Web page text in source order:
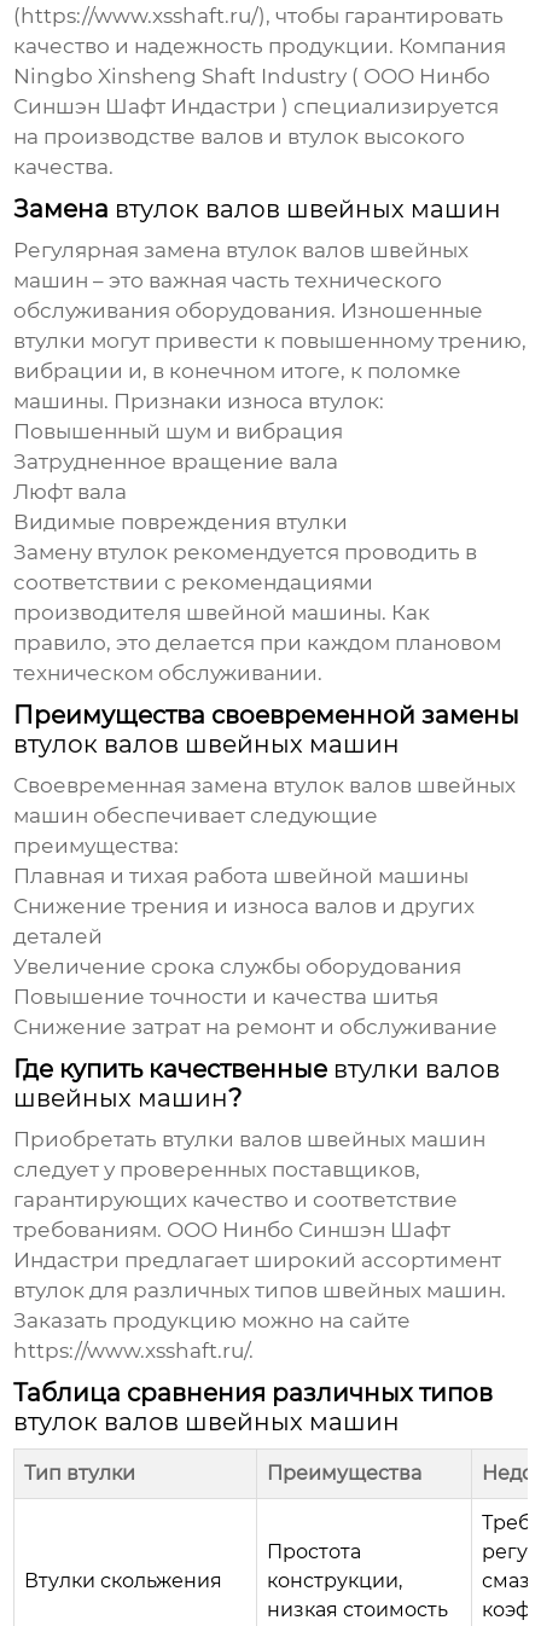
( https://www.xsshaft.ru/), чтобы гарантировать
качество и надежность продукции. Компания
Ningbo Xinsheng Shaft Industry ( ООО Нинбо
Синшэн Шафт Индастри ) специализируется
на производстве валов и втулок высокого
качества.
Замена втулок валов швейных машин
Регулярная замена втулок валов швейных
машин – это важная часть технического
обслуживания оборудования. Изношенные
втулки могут привести к повышенному трению,
вибрации и, в конечном итоге, к поломке
машины. Признаки износа втулок:
Повышенный шум и вибрация
Затрудненное вращение вала
Люфт вала
Видимые повреждения втулки
Замену втулок рекомендуется проводить в
соответствии с рекомендациями
производителя швейной машины. Как
правило, это делается при каждом плановом
техническом обслуживании.
Преимущества своевременной замены
втулок валов швейных машин
Своевременная замена втулок валов швейных
машин обеспечивает следующие
преимущества:
Плавная и тихая работа швейной машины
Снижение трения и износа валов и других
деталей
Увеличение срока службы оборудования
Повышение точности и качества шитья
Снижение затрат на ремонт и обслуживание
Где купить качественные втулки валов
швейных машин?
Приобретать втулки валов швейных машин
следует у проверенных поставщиков,
гарантирующих качество и соответствие
требованиям. ООО Нинбо Синшэн Шафт
Индастри предлагает широкий ассортимент
втулок для различных типов швейных машин.
Заказать продукцию можно на сайте
https://www.xsshaft.ru/.
Таблица сравнения различных типов
втулок валов швейных машин
Тип втулки Преимущества
Втулки скольжения
Простота
конструкции,
низкая стоимость